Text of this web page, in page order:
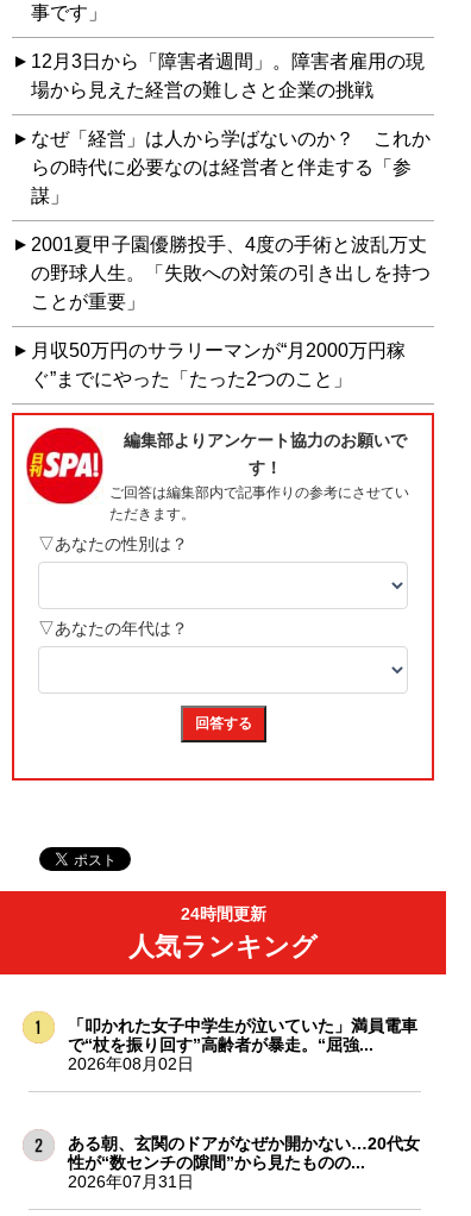
事です」
12月3日から「障害者週間」。障害者雇用の現
場から見えた経営の難しさと企業の挑戦
なぜ「経営」は人から学ばないのか？ これか
らの時代に必要なのは経営者と伴走する「参
謀」
2001夏甲子園優勝投手、4度の手術と波乱万丈
の野球人生。「失敗への対策の引き出しを持つ
ことが重要」
月収50万円のサラリーマンが“月2000万円稼
ぐ”までにやった「たった2つのこと」
24時間更新
人気ランキング
「叩かれた女子中学生が泣いていた」満員電車
で“杖を振り回す”高齢者が暴走。“屈強...
2026年08月02日
ある朝、玄関のドアがなぜか開かない…20代女
性が“数センチの隙間”から見たものの...
2026年07月31日